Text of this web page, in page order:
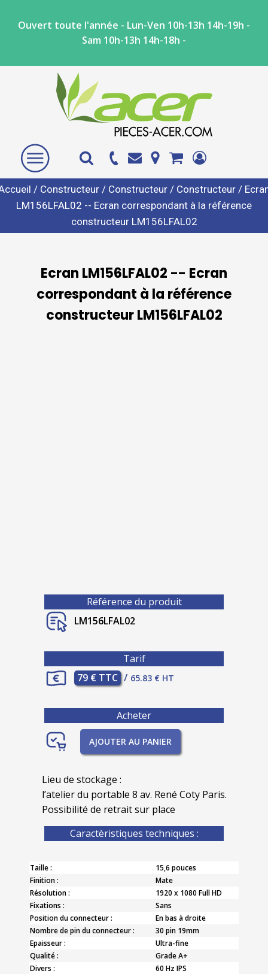
Ouvert toute l'année - Lun-Ven 10h-13h 14h-19h -
Sam 10h-13h 14h-18h -
/ Constructeur / Constructeur / Constructeur /
LM156LFAL02 -- Ecran correspondant à la référence
constructeur LM156LFAL02
Ecran LM156LFAL02 -- Ecran
correspondant à la référence
constructeur LM156LFAL02
Référence du produit
LM156LFAL02
Tarif
79 € TTC / 65.83 € HT
Acheter
AJOUTER AU PANIER
Lieu de stockage :
l’atelier du portable 8 av. René Coty Paris.
Possibilité de retrait sur place
Caractèristiques techniques :
Taille :
15,6 pouces
Finition :
Mate
Résolution :
1920 x 1080 Full HD
Fixations :
Sans
Position du connecteur :
En bas à droite
Nombre de pin du connecteur :
30 pin 19mm
Epaisseur :
Ultra-fine
Qualité :
Grade A+
Divers :
60 Hz IPS